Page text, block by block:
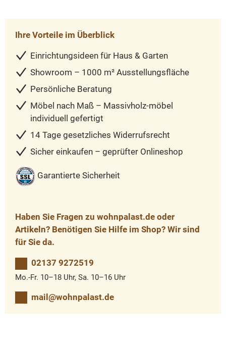
Ihre Vorteile im Überblick
Einrichtungsideen für Haus & Garten
Showroom – 1000 m² Ausstellungsfläche
Persönliche Beratung
Möbel nach Maß – Massivholz-möbel
individuell gefertigt
14 Tage gesetzliches Widerrufsrecht
Sicher einkaufen – geprüfter Onlineshop
Garantierte Sicherheit
Haben Sie Fragen zu wohnpalast.de oder
Artikeln? Benötigen Sie Hilfe im Shop? Wir sind
für Sie da.
02137 9272519
Mo.-Fr. 10–18 Uhr, Sa. 10–16 Uhr
mail@wohnpalast.de